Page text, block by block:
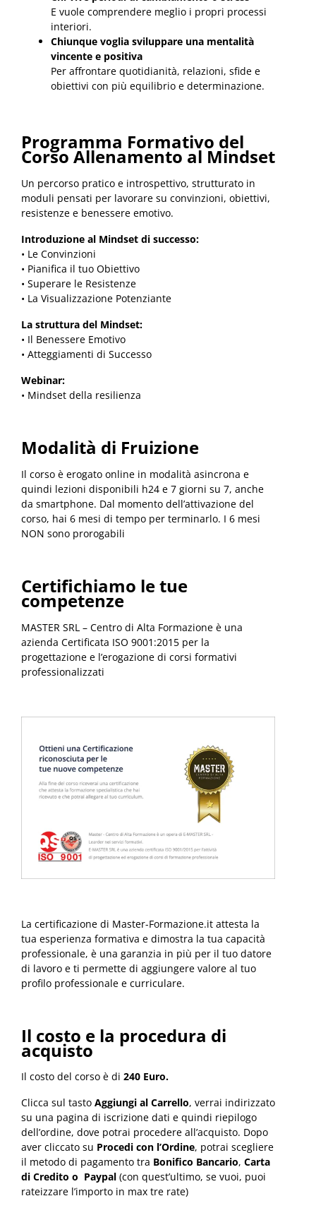
E vuole comprendere meglio i propri processi
interiori.
Chiunque voglia sviluppare una mentalità
vincente e positiva
Per affrontare quotidianità, relazioni, sfide e
obiettivi con più equilibrio e determinazione.
Programma Formativo del
Corso Allenamento al Mindset
Un percorso pratico e introspettivo, strutturato in
moduli pensati per lavorare su convinzioni, obiettivi,
resistenze e benessere emotivo.
Introduzione al Mindset di successo:
• Le Convinzioni
• Pianifica il tuo Obiettivo
• Superare le Resistenze
• La Visualizzazione Potenziante
La struttura del Mindset:
• Il Benessere Emotivo
• Atteggiamenti di Successo
Webinar:
• Mindset della resilienza
Modalità di Fruizione
Il corso è erogato online in modalità asincrona e
quindi lezioni disponibili h24 e 7 giorni su 7, anche
da smartphone. Dal momento dell’attivazione del
corso, hai 6 mesi di tempo per terminarlo. I 6 mesi
NON sono prorogabili
Certifichiamo le tue
competenze
MASTER SRL – Centro di Alta Formazione è una
azienda Certificata ISO 9001:2015 per la
progettazione e l’erogazione di corsi formativi
professionalizzati
La certificazione di Master-Formazione.it attesta la
tua esperienza formativa e dimostra la tua capacità
professionale, è una garanzia in più per il tuo datore
di lavoro e ti permette di aggiungere valore al tuo
profilo professionale e curriculare.
Il costo e la procedura di
acquisto
Il costo del corso è di 240 Euro.
Clicca sul tasto Aggiungi al Carrello, verrai indirizzato
su una pagina di iscrizione dati e quindi riepilogo
dell’ordine, dove potrai procedere all’acquisto. Dopo
aver cliccato su Procedi con l’Ordine, potrai scegliere
il metodo di pagamento tra Bonifico Bancario, Carta
di Credito o Paypal (con quest’ultimo, se vuoi, puoi
rateizzare l’importo in max tre rate)